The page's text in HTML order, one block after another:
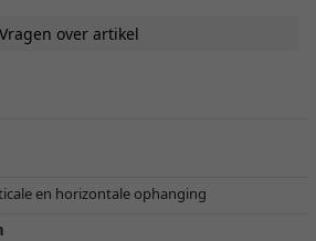
Vragen over artikel
en horizontale ophanging